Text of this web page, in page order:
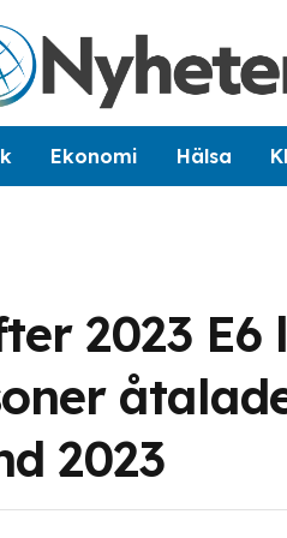
Ekonomi Hälsa
2023
2023